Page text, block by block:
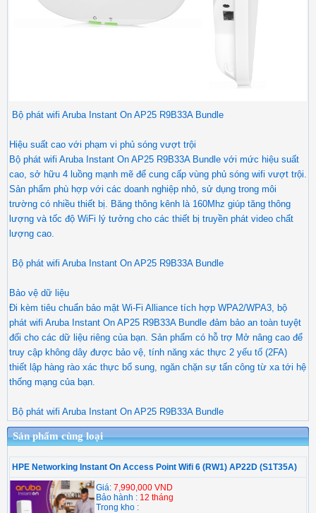
Bộ phát wifi Aruba Instant On AP25 R9B33A Bundle
Hiệu suất cao với phạm vi phủ sóng vượt trội
Bộ phát wifi Aruba Instant On AP25 R9B33A Bundle với mức hiệu suất
cao, sở hữu 4 luồng mạnh mẽ để cung cấp vùng phủ sóng wifi vượt trội.
Sản phẩm phù hợp với các doanh nghiệp nhỏ, sử dụng trong môi
trường có nhiều thiết bị. Băng thông kênh là 160Mhz giúp tăng thông
lượng và tốc độ WiFi lý tưởng cho các thiết bị truyền phát video chất
lượng cao.
Bộ phát wifi Aruba Instant On AP25 R9B33A Bundle
Bảo vệ dữ liệu
Đi kèm tiêu chuẩn bảo mật Wi-Fi Alliance tích hợp WPA2/WPA3, bộ
phát wifi Aruba Instant On AP25 R9B33A Bundle đảm bảo an toàn tuyệt
đối cho các dữ liệu riêng của bạn. Sản phẩm có hỗ trợ Mở nâng cao để
truy cập không dây được bảo vệ, tính năng xác thực 2 yếu tố (2FA)
thiết lập hàng rào xác thực bổ sung, ngăn chặn sự tấn công từ xa tới hệ
thống mạng của bạn.
Bộ phát wifi Aruba Instant On AP25 R9B33A Bundle
Sản phẩm cùng loại
HPE Networking Instant On Access Point Wifi 6 (RW1) AP22D (S1T35A)
Giá: 7,990,000 VND
Bảo hành : 12 tháng
Trong kho :